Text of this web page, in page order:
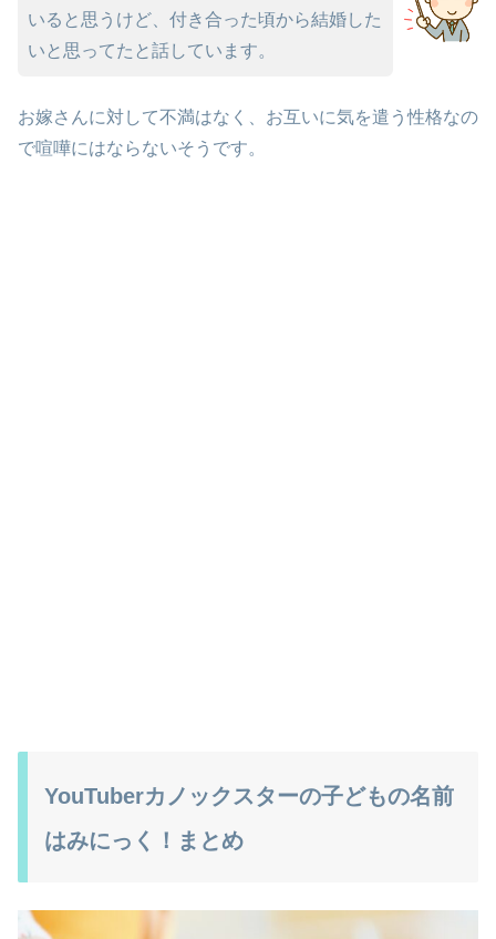
いると思うけど、付き合った頃から結婚した
いと思ってたと話しています。
お嫁さんに対して不満はなく、お互いに気を遣う性格なの
で喧嘩にはならないそうです。
YouTuberカノックスターの子どもの名前
はみにっく！まとめ